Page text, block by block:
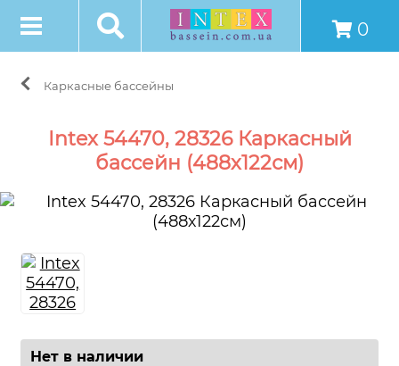
0
Каркасные бассейны
Intex 54470, 28326 Каркасный
бассейн (488х122см)
Нет в наличии